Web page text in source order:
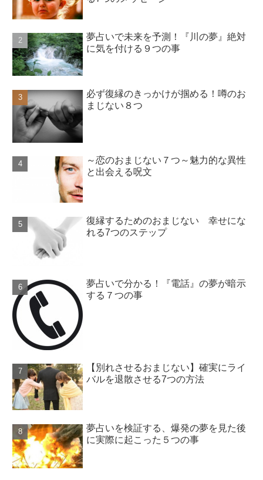
夢占いで未来を予測！『川の夢』絶対
に気を付ける９つの事
必ず復縁のきっかけが掴める！噂のお
まじない８つ
～恋のおまじない７つ～魅力的な異性
と出会える呪文
復縁するためのおまじない 幸せにな
れる7つのステップ
夢占いで分かる！『電話』の夢が暗示
する７つの事
【別れさせるおまじない】確実にライ
バルを退散させる7つの方法
夢占いを検証する、爆発の夢を見た後
に実際に起こった５つの事